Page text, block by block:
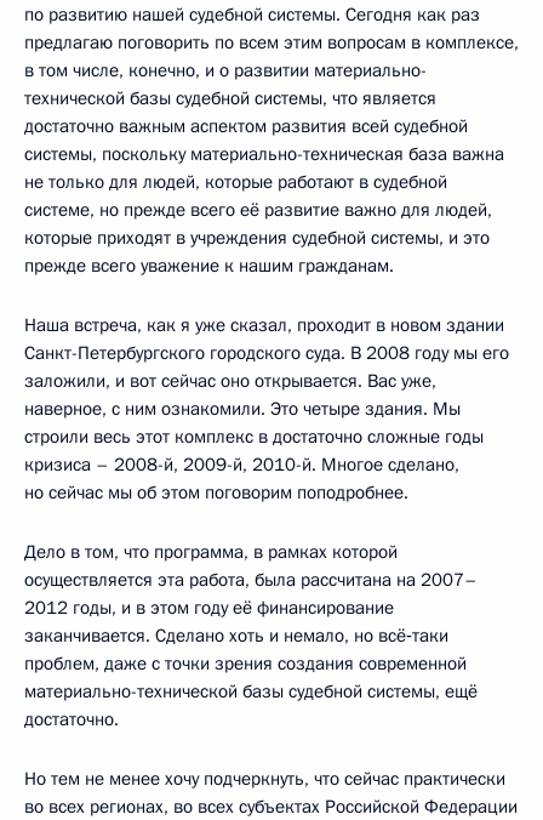
по развитию нашей судебной системы. Сегодня как раз
предлагаю поговорить по всем этим вопросам в комплексе,
в том числе, конечно, и о развитии материально-
технической базы судебной системы, что является
достаточно важным аспектом развития всей судебной
системы, поскольку материально-техническая база важна
не только для людей, которые работают в судебной
системе, но прежде всего её развитие важно для людей,
которые приходят в учреждения судебной системы, и это
прежде всего уважение к нашим гражданам.
Наша встреча, как я уже сказал, проходит в новом здании
Санкт-Петербургского городского суда. В 2008 году мы его
заложили, и вот сейчас оно открывается. Вас уже,
наверное, с ним ознакомили. Это четыре здания. Мы
строили весь этот комплекс в достаточно сложные годы
кризиса – 2008-й, 2009-й, 2010-й. Многое сделано,
но сейчас мы об этом поговорим поподробнее.
Дело в том, что программа, в рамках которой
осуществляется эта работа, была рассчитана на 2007–
2012 годы, и в этом году её финансирование
заканчивается. Сделано хоть и немало, но всё‑таки
проблем, даже с точки зрения создания современной
материально-технической базы судебной системы, ещё
достаточно.
Но тем не менее хочу подчеркнуть, что сейчас практически
во всех регионах, во всех субъектах Российской Федерации